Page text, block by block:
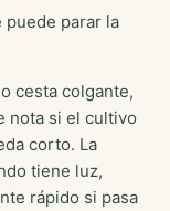
parar la
cesta colgante,
nota si el cultivo
corto. La
tiene luz,
rápido si pasa